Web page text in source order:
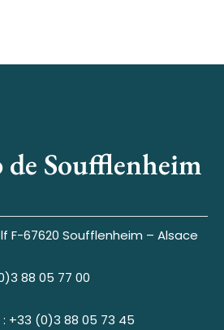
Soufflenheim
F-67620 Soufflenheim – Alsace
88 05 77 00
+33 (0)3 88 05 73 45